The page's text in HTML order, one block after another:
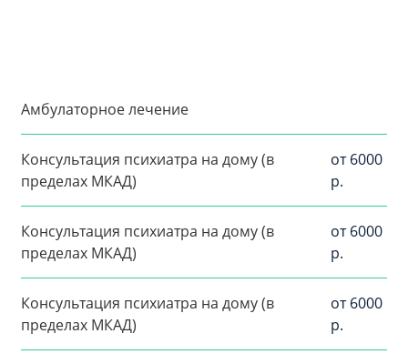
Амбулаторное лечение
Консультация психиатра на дому (в
пределах МКАД)
от 6000
р.
Консультация психиатра на дому (в
пределах МКАД)
от 6000
р.
Консультация психиатра на дому (в
пределах МКАД)
от 6000
р.